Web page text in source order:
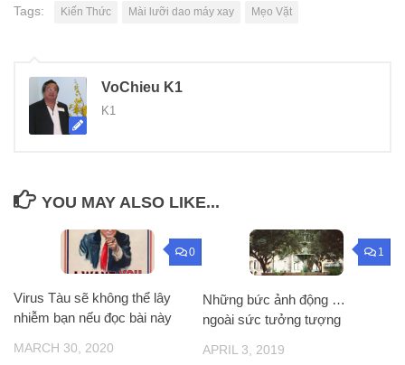
Tags: Kiến Thức Mài lưỡi dao máy xay Mẹo Vặt
VoChieu K1
K1
YOU MAY ALSO LIKE...
0
Virus Tàu sẽ không thể lây
nhiễm bạn nếu đọc bài này
MARCH 30, 2020
1
Những bức ảnh động …
ngoài sức tưởng tượng
APRIL 3, 2019